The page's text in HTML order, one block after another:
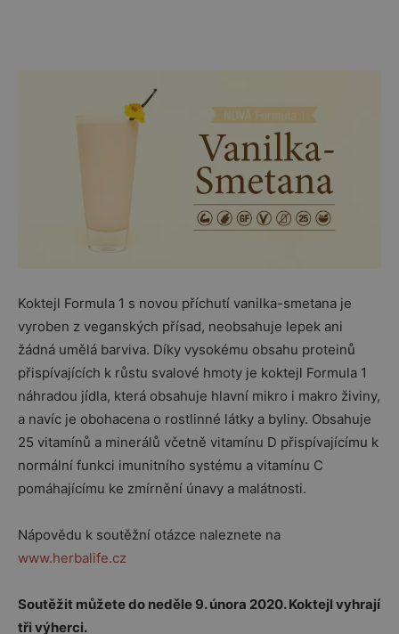
Koktejl Formula 1 s novou příchutí vanilka-smetana je
vyroben z veganských přísad, neobsahuje lepek ani
žádná umělá barviva. Díky vysokému obsahu proteinů
přispívajících k růstu svalové hmoty je koktejl Formula 1
náhradou jídla, která obsahuje hlavní mikro i makro živiny,
a navíc je obohacena o rostlinné látky a byliny. Obsahuje
25 vitamínů a minerálů včetně vitamínu D přispívajícímu k
normální funkci imunitního systému a vitamínu C
pomáhajícímu ke zmírnění únavy a malátnosti.
Nápovědu k soutěžní otázce naleznete na
www.herbalife.cz
Soutěžit můžete do neděle 9. února 2020. Koktejl vyhrají
tři výherci.